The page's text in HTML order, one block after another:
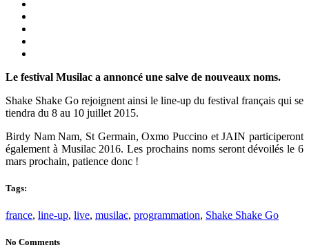
Le festival Musilac a annoncé une salve de nouveaux noms.
Shake Shake Go rejoignent ainsi le line-up du festival français qui se
tiendra du 8 au 10 juillet 2015.
Birdy Nam Nam, St Germain, Oxmo Puccino et JAIN participeront
également à Musilac 2016. Les prochains noms seront dévoilés le 6
mars prochain, patience donc !
Tags:
france, line-up, live, musilac, programmation, Shake Shake Go
No Comments